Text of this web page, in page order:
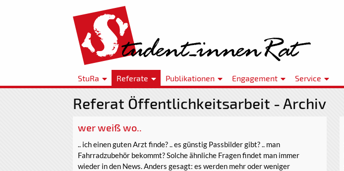
StuRa Referate Publikationen Engagement Service
Referat Öffentlichkeitsarbeit - Archiv
wer weiß wo..
.. ich einen guten Arzt finde? .. es günstig Passbilder gibt? .. man
Fahrradzubehör bekommt? Solche ähnliche Fragen findet man immer
wieder in den News. Anders gesagt: es werden mehr oder weniger